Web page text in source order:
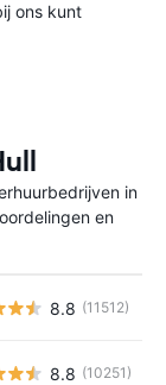
ons kunt
in
en
8.8 (11512)
8.8 (10251)